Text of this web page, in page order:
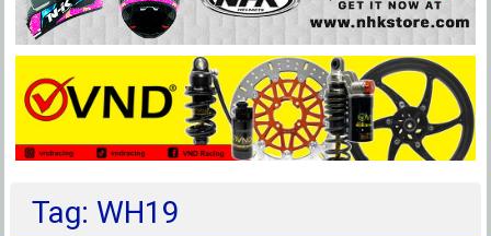
Tag: WH19